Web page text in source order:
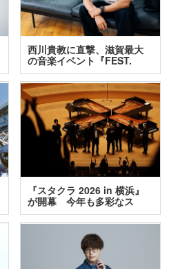
西川貴教に直撃、滋賀最大
の音楽イベント『FEST.
INA…
『スタクラ 2026 in 横浜』
が開幕 今年も多彩なス
テ…